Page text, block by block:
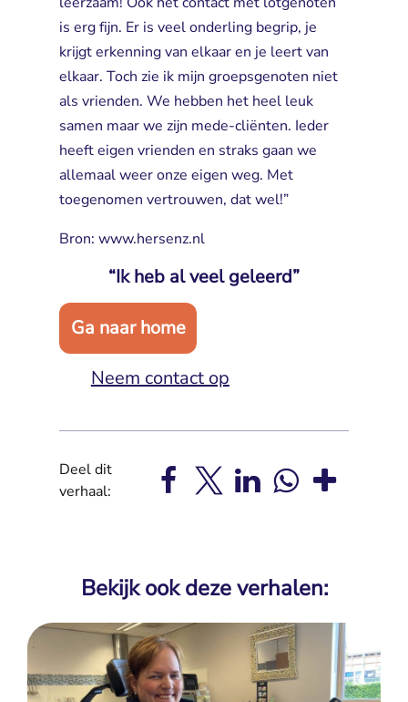
is erg fijn. Er is veel onderling begrip, je
krijgt erkenning van elkaar en je leert van
elkaar. Toch zie ik mijn groepsgenoten niet
als vrienden. We hebben het heel leuk
samen maar we zijn mede-cliënten. Ieder
heeft eigen vrienden en straks gaan we
allemaal weer onze eigen weg. Met
toegenomen vertrouwen, dat wel!”
Bron: www.hersenz.nl
“Ik heb al veel geleerd”
Ga naar home
Neem contact op
Deel dit
verhaal:
Bekijk ook deze verhalen: